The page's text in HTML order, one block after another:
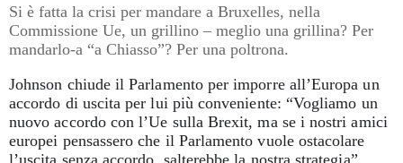
Si è fatta la crisi per mandare a Bruxelles, nella
Commissione Ue, un grillino – meglio una grillina? Per
mandarlo-a “a Chiasso”? Per una poltrona.
Johnson chiude il Parlamento per imporre all’Europa un
accordo di uscita per lui più conveniente: “Vogliamo un
nuovo accordo con l’Ue sulla Brexit, ma se i nostri amici
europei pensassero che il Parlamento vuole ostacolare
l’uscita senza accordo, salterebbe la nostra strategia”,